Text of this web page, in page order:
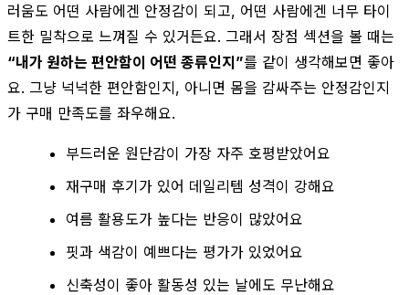
러움도 어떤 사람에겐 안정감이 되고, 어떤 사람에겐 너무 타이
트한 밀착으로 느껴질 수 있거든요. 그래서 장점 섹션을 볼 때는
“내가 원하는 편안함이 어떤 종류인지”를 같이 생각해보면 좋아
요. 그냥 넉넉한 편안함인지, 아니면 몸을 감싸주는 안정감인지
가 구매 만족도를 좌우해요.
부드러운 원단감이 가장 자주 호평받았어요
재구매 후기가 있어 데일리템 성격이 강해요
여름 활용도가 높다는 반응이 많았어요
핏과 색감이 예쁘다는 평가가 있었어요
신축성이 좋아 활동성 있는 날에도 무난해요